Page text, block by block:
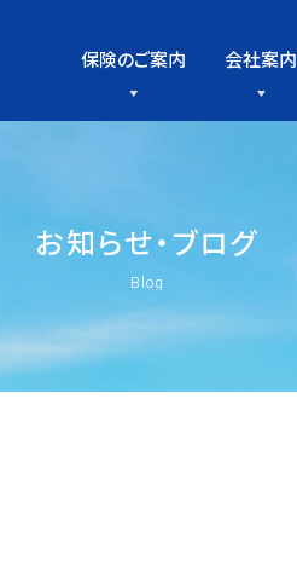
保険のご案内 会社案内
お知らせ・ブログ
Blog